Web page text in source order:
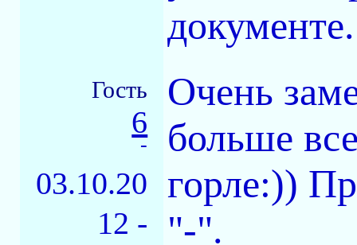
документе.
Гость
6
-
03.10.20
12 -
Очень
больше
горле:))
"-".